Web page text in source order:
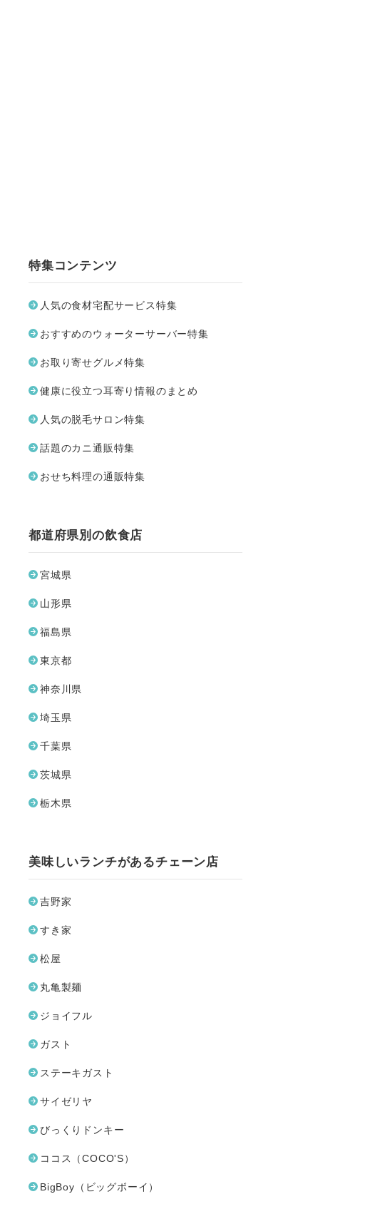
特集コンテンツ
人気の食材宅配サービス特集
おすすめのウォーターサーバー特集
お取り寄せグルメ特集
健康に役立つ耳寄り情報のまとめ
人気の脱毛サロン特集
話題のカニ通販特集
おせち料理の通販特集
都道府県別の飲食店
宮城県
山形県
福島県
東京都
神奈川県
埼玉県
千葉県
茨城県
栃木県
美味しいランチがあるチェーン店
吉野家
すき家
松屋
丸亀製麺
ジョイフル
ガスト
ステーキガスト
サイゼリヤ
びっくりドンキー
ココス（COCO'S）
BigBoy（ビッグボーイ）